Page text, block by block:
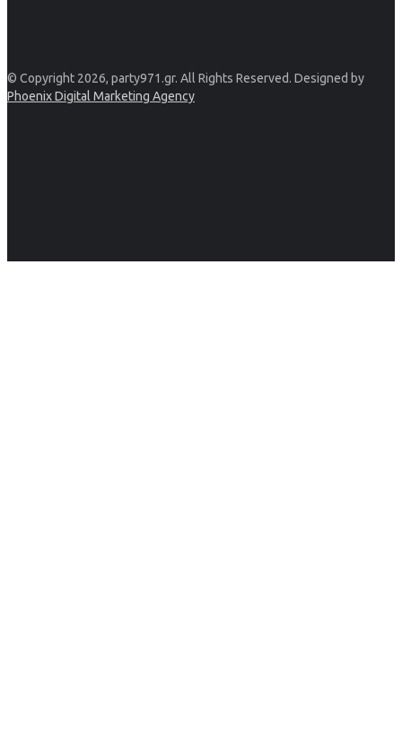
© Copyright 2026, party971.gr. All Rights Reserved. Designed by
Phoenix Digital Marketing Agency